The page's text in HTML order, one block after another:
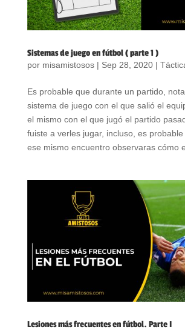
Sistemas de juego en fútbol ( parte 1 )
por misamistosos| Sep 28, 2020|
Es probable que durante un partido,
sistema de juego con el que salió el
el mismo con el que jugó el partido
fuiste a verles jugar, incluso, es
ese mismo encuentro observaras cómo
Lesiones más frecuentes en fútbol. Parte I